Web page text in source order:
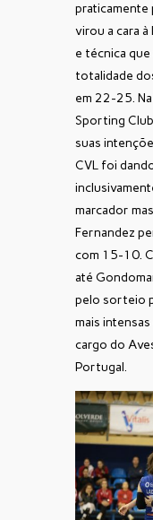
praticamente
virou a cara
e técnica
totalidade
em 22-25.
Sporting
suas
CVL foi
marcador
Fernandez
com 15-10.
até
pelo sorteio
mais
cargo do
Portugal.